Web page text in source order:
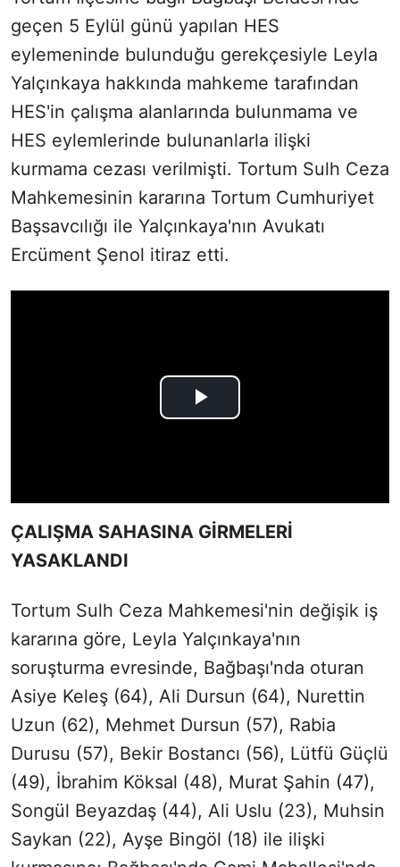
geçen 5 Eylül günü yapılan HES
eylemeninde bulunduğu gerekçesiyle Leyla
Yalçınkaya hakkında mahkeme tarafından
HES'in çalışma alanlarında bulunmama ve
HES eylemlerinde bulunanlarla ilişki
kurmama cezası verilmişti. Tortum Sulh Ceza
Mahkemesinin kararına Tortum Cumhuriyet
Başsavcılığı ile Yalçınkaya'nın Avukatı
Ercüment Şenol itiraz etti.
ÇALIŞMA SAHASINA GİRMELERİ
YASAKLANDI
Tortum Sulh Ceza Mahkemesi'nin değişik iş
kararına göre, Leyla Yalçınkaya'nın
soruşturma evresinde, Bağbaşı'nda oturan
Asiye Keleş (64), Ali Dursun (64), Nurettin
Uzun (62), Mehmet Dursun (57), Rabia
Durusu (57), Bekir Bostancı (56), Lütfü Güçlü
(49), İbrahim Köksal (48), Murat Şahin (47),
Songül Beyazdaş (44), Ali Uslu (23), Muhsin
Saykan (22), Ayşe Bingöl (18) ile ilişki